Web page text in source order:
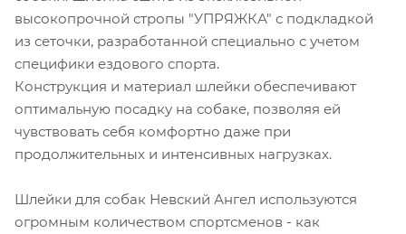
высокопрочной стропы "УПРЯЖКА" с подкладкой
из сеточки, разработанной специально с учетом
специфики ездового спорта.
Конструкция и материал шлейки обеспечивают
оптимальную посадку на собаке, позволяя ей
чувствовать себя комфортно даже при
продолжительных и интенсивных нагрузках.
Шлейки для собак Невский Ангел используются
огромным количеством спортсменов - как